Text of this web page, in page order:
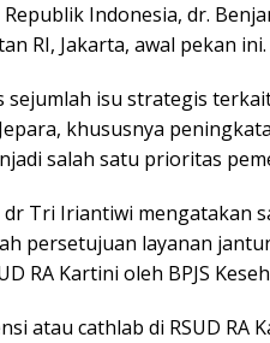
Indonesia, dr.
RI, Jakarta, awal pekan ini.
sejumlah isu strategis
khususnya
salah satu prioritas
dr Tri Iriantiwi mengatakan
persetujuan layanan
RA Kartini oleh BPJS
atau cathlab di RSUD RA